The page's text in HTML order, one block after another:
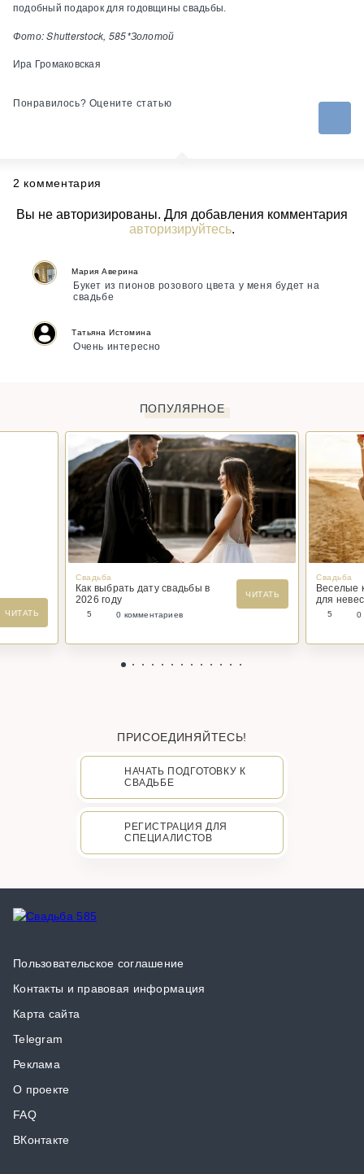
подобный подарок для годовщины свадьбы.
Фото: Shutterstock, 585*Золотой
Ира Громаковская
Понравилось? Оцените статью
2 комментария
Вы не авторизированы. Для добавления комментария
авторизируйтесь.
Мария Аверина
Букет из пионов розового цвета у меня будет на
свадьбе
Татьяна Истомина
Очень интересно
ПОПУЛЯРНОЕ
ЧИТАТЬ
Свадьба
Как выбрать дату свадьбы в
2026 году
ЧИТАТЬ
5 0 комментариев
Свадьба
Веселые
для
5 0
ПРИСОЕДИНЯЙТЕСЬ!
НАЧАТЬ ПОДГОТОВКУ К
СВАДЬБЕ
РЕГИСТРАЦИЯ ДЛЯ
СПЕЦИАЛИСТОВ
Пользовательское соглашение
Контакты и правовая информация
Карта сайта
Telegram
Реклама
О проекте
FAQ
ВКонтакте